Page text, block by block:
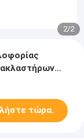
2/2
τώρα.